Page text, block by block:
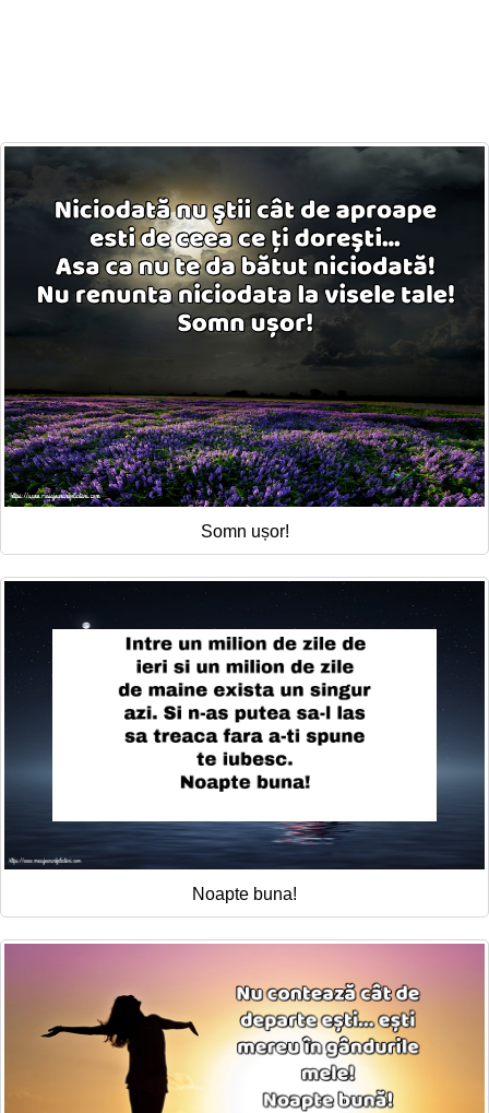
Somn ușor!
Noapte buna!